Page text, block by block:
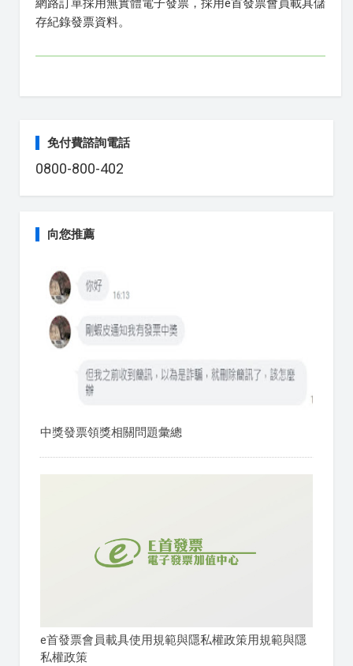
網路訂單採用無實體電子發票，採用e首發票會員載具儲
存紀錄發票資料。
免付費諮詢電話
0800-800-402
向您推薦
中獎發票領獎相關問題彙總
e首發票會員載具使用規範與隱私權政策用規範與隱
私權政策